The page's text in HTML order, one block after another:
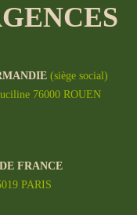
(siège social)
76000 ROUEN
FRANCE
PARIS